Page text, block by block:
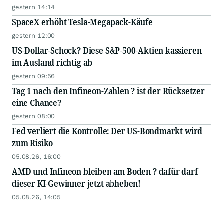
gestern 14:14
SpaceX erhöht Tesla-Megapack-Käufe
gestern 12:00
US-Dollar-Schock? Diese S&P-500-Aktien kassieren
im Ausland richtig ab
gestern 09:56
Tag 1 nach den Infineon-Zahlen ? ist der Rücksetzer
eine Chance?
gestern 08:00
Fed verliert die Kontrolle: Der US-Bondmarkt wird
zum Risiko
05.08.26, 16:00
AMD und Infineon bleiben am Boden ? dafür darf
dieser KI-Gewinner jetzt abheben!
05.08.26, 14:05